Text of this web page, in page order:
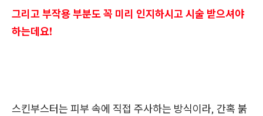
그리고 부작용 부분도 꼭 미리 인지하시고 시술 받으셔야
하는데요!
스킨부스터는 피부 속에 직접 주사하는 방식이라, 간혹 붉